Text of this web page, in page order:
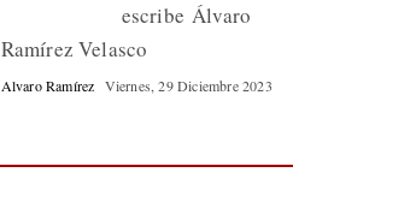
escribe Álvaro
Ramírez Velasco
Alvaro Ramírez Viernes, 29 Diciembre 2023